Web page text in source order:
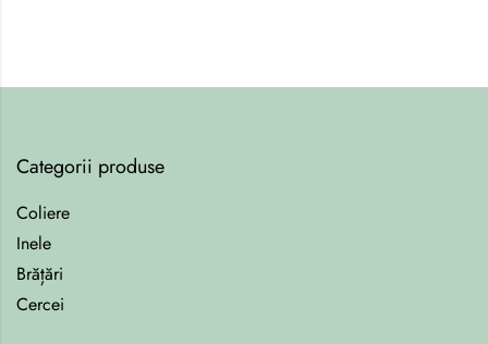
Categorii produse
Coliere
Inele
Brățări
Cercei